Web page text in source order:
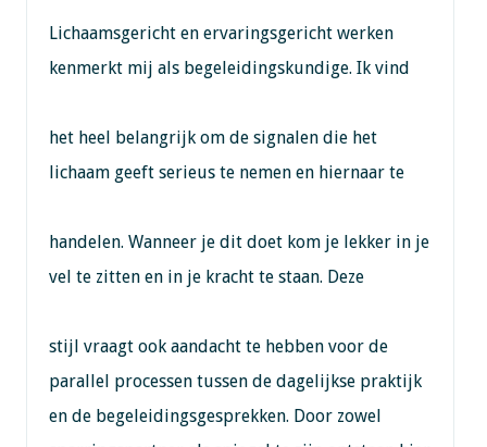
Lichaamsgericht en ervaringsgericht werken
kenmerkt mij als begeleidingskundige. Ik vind
het heel belangrijk om de signalen die het
lichaam geeft serieus te nemen en hiernaar te
handelen. Wanneer je dit doet kom je lekker in je
vel te zitten en in je kracht te staan. Deze
stijl vraagt ook aandacht te hebben voor de
parallel processen tussen de dagelijkse praktijk
en de begeleidingsgesprekken. Door zowel